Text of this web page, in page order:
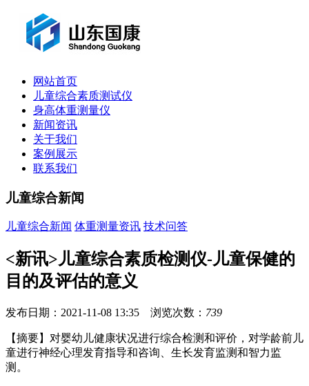
网站首页
儿童综合素质测试仪
身高体重测量仪
新闻资讯
关于我们
案例展示
联系我们
儿童综合新闻
儿童综合新闻 体重测量资讯 技术问答
<新讯>儿童综合素质检测仪-儿童保健的
目的及评估的意义
发布日期：2021-11-08 13:35 浏览次数： 739
【摘要】对婴幼儿健康状况进行综合检测和评价，对学龄前儿
童进行神经心理发育指导和咨询、生长发育监测和智力监
测。